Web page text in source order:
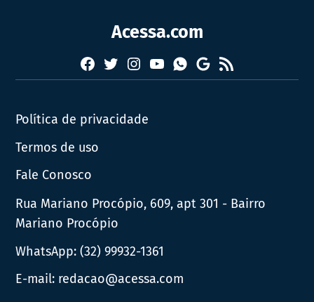
Acessa.com
Facebook
TwitterInstagram
YouTubeWhatsapp
Google
News
RSS
Política de privacidade
Termos de uso
Fale Conosco
Rua Mariano Procópio, 609, apt 301 - Bairro
Mariano Procópio
WhatsApp:(32) 99932-1361
E-mail: redacao@acessa.com